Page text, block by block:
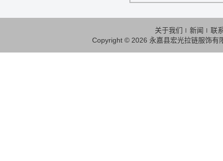
关于我们 新闻
联
Copyright © 2026 永嘉县宏光拉链服饰有